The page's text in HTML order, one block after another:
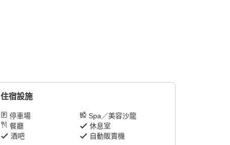
住宿設施
停車場
Spa／美容沙龍
餐廳
休息室
酒吧
自動販賣機